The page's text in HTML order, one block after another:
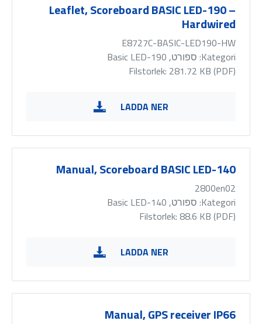
Leaflet, Scoreboard BASIC LED-190 –
Hardwired
E8727C-BASIC-LED190-HW
Kategori: ספורט, Basic LED-190
Filstorlek: 281.72 KB (PDF)
LADDA NER
Manual, Scoreboard BASIC LED-140
2800en02
Kategori: ספורט, Basic LED-140
Filstorlek: 88.6 KB (PDF)
LADDA NER
Manual, GPS receiver IP66